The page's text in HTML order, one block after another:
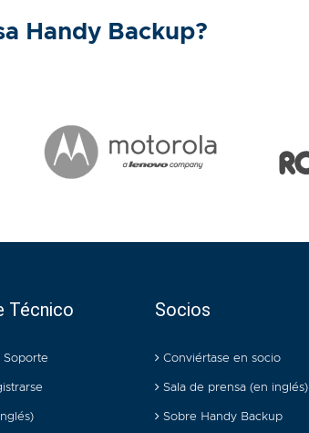
Handy Backup?
Técnico Socios
Conviértase en socio
Sala de prensa (en inglés)
Sobre Handy Backup